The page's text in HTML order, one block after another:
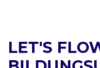
LET'S